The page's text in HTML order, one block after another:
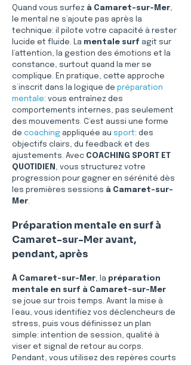
Quand vous surfez à Camaret-sur-Mer,
le mental ne s’ajoute pas après la
technique: il pilote votre capacité à rester
lucide et fluide. La mentale surf agit sur
l’attention, la gestion des émotions et la
constance, surtout quand la mer se
complique. En pratique, cette approche
s’inscrit dans la logique de préparation
mentale: vous entraînez des
comportements internes, pas seulement
des mouvements. C’est aussi une forme
de coaching appliquée au sport: des
objectifs clairs, du feedback et des
ajustements. Avec COACHING SPORT ET
QUOTIDIEN , vous structurez votre
progression pour gagner en sérénité dès
les premières sessions à Camaret-sur-
Mer.
Préparation mentale en surf à
Camaret-sur-Mer avant,
pendant, après
À Camaret-sur-Mer, la préparation
mentale en surf à Camaret-sur-Mer
se joue sur trois temps. Avant la mise à
l’eau, vous identifiez vos déclencheurs de
stress, puis vous définissez un plan
simple: intention de session, qualité à
viser et signal de retour au corps.
Pendant, vous utilisez des repères courts